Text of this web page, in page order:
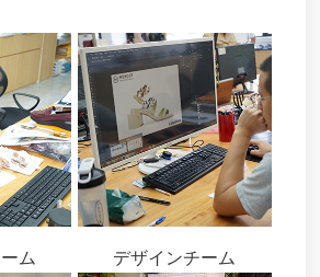
ム デザインチーム